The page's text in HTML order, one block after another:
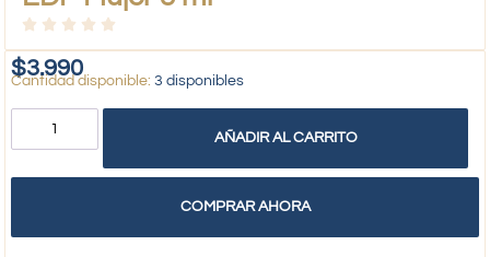
$3.990 3 disponibles
AÑADIR AL CARRITO
COMPRAR AHORA